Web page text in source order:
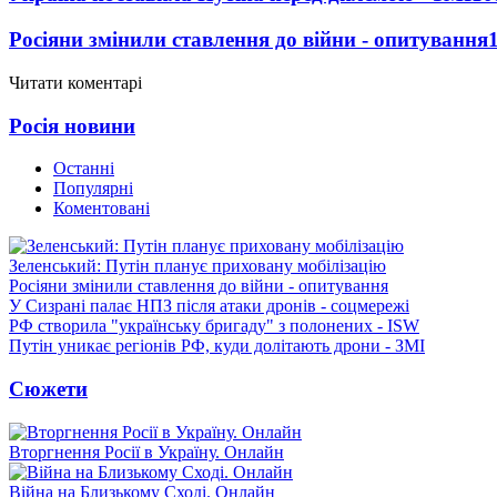
Росіяни змінили ставлення до війни - опитування
Читати коментарі
Росія новини
Останні
Популярні
Коментовані
Зеленський: Путін планує приховану мобілізацію
Росіяни змінили ставлення до війни - опитування
У Сизрані палає НПЗ після атаки дронів - соцмережі
РФ створила "українську бригаду" з полонених - ISW
Путін уникає регіонів РФ, куди долітають дрони - ЗМІ
Сюжети
Вторгнення Росії в Україну. Онлайн
Війна на Близькому Сході. Онлайн